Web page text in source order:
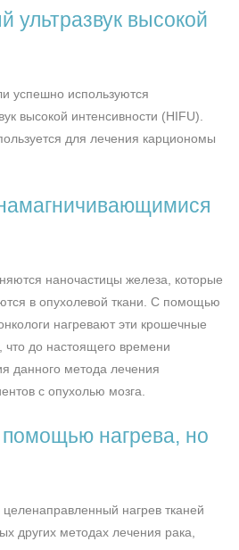
ультразвук высокой
успешно используются
высокой интенсивности (HIFU).
для лечения карциономы
наночастицы железа, которые
в опухолевой ткани. С помощью
нагревают эти крошечные
что до настоящего времени
данного метода лечения
с опухолью мозга.
нагрева, но
нагрев тканей
других методах лечения рака,